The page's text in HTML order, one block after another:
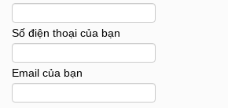
Số điện thoại của bạn
Email của bạn